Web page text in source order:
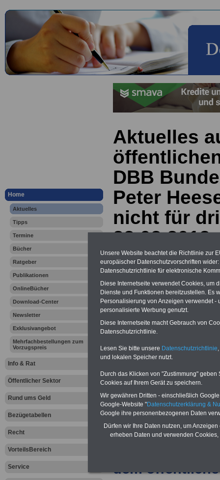
Home
Aktuelles
Tipps
Termine
Bücher
Ratgeber
Publikationen
OnlineBücher
Download-Center
Newsletter
Exklusivangebot
Mehrfachbestellungen zum
Vorzugspreis
Info & Rat
Öffentlicher Sektor
Rund ums Geld
Bezügetabellen
Recht
VorteilsBereich
Service
Aktuelles
DBB
Peter
nicht für
23.03.2012
Vorteile für den
öffentlichen Dienst
Vergleichen und sparen:
Berufsunfähigkeitsabsicherung
-Krankenzusatzversicherung-
Online-Vergleich Gesetzliche
Krankenkassen-
Zahnzusatzversicherung-
Ihr
den Fall der
Leben
dem
Unsere Website beachtet die Richtlinie zur
europäischer Datenschutzvorschriften
Datenschutzrichtlinie für elektronische
Diese Internetseite verwendet Cookies, um
Dienste und Funktionen bereitzustellen. Es
Personalisierung von Anzeigen verwendet
personalisierte Werbung genutzt.
Diese Internetseite macht Gebrauch von
Datenschutzrichtlinie.
Lesen Sie bitte unsere Datenschutzrichtlinie
und lokalen Speicher nutzt.
Durch das Klicken von "Zustimmung"
Cookies auf Ihrem Gerät zu speichern.
Wir gewähren Dritten - einschließlich
Google-Website "Datenschutzerklärung &
Google ihre personenbezogenen Daten
Dürfen wir Ihre Daten nutzen, um
erheben Daten und verwenden